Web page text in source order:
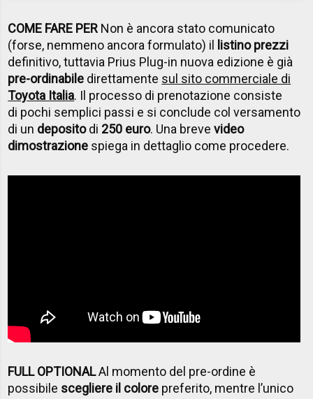
COME FARE PER Non è ancora stato comunicato
(forse, nemmeno ancora formulato) il
listino prezzi
definitivo, tuttavia Prius Plug-in nuova edizione è già
pre-ordinabile direttamente sul sito commerciale di
Toyota Italia. Il processo di prenotazione consiste
di pochi semplici passi e si conclude col versamento
di un depositodi 250 euro. Una brevevideo
dimostrazione spiega in dettaglio come procedere.
FULL OPTIONALAl momento del pre-ordine è
possibile scegliere il colore preferito, mentre l’unico